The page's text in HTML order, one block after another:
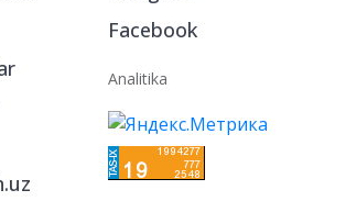
Instagram
Analitika